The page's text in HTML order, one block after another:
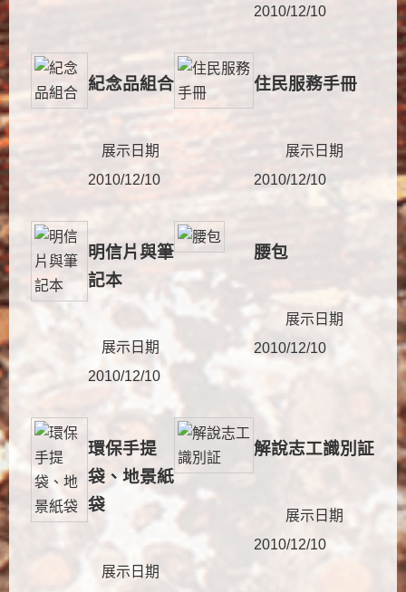
2010/12/10
紀念品組合
展示日期
2010/12/10
住民服務手冊
展示日期
2010/12/10
明信片與筆
記本
展示日期
2010/12/10
腰包
展示日期
2010/12/10
環保手提
袋、地景紙
袋
展示日期
解說志工識別証
展示日期
2010/12/10